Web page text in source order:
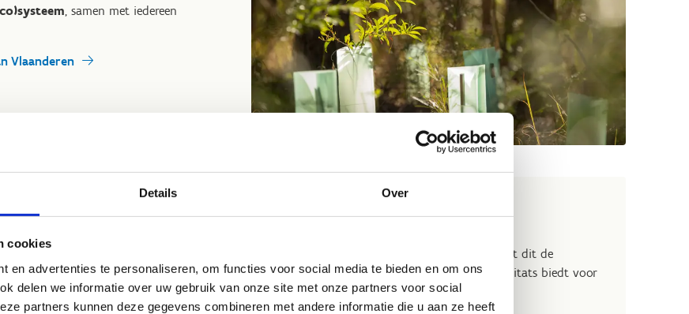
Details Over
cookies
en advertenties te personaliseren, om functies voor social media te bieden en om ons
delen we informatie over uw gebruik van onze site met onze partners voor social
partners kunnen deze gegevens combineren met andere informatie die u aan ze heeft
, samen met iedereen
Vlaanderen
Ecologisch beheer ‘tussenzones’
Wij kiezen er bewust voor om sommige stukken grasland niet te maaien omdat dit de
biodiversiteit bevordert, bodemerosie voorkomt, koolstofopslag bevordert, habitats biedt voor
wilde dieren en esthetische waarde toevoegt aan het landschap.